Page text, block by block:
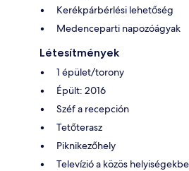
Kerékpárbérlési lehetőség
Medenceparti napozóágyak
Létesítmények
1 épület/torony
Épült: 2016
Széf a recepción
Tetőterasz
Piknikezőhely
Televízió a közös